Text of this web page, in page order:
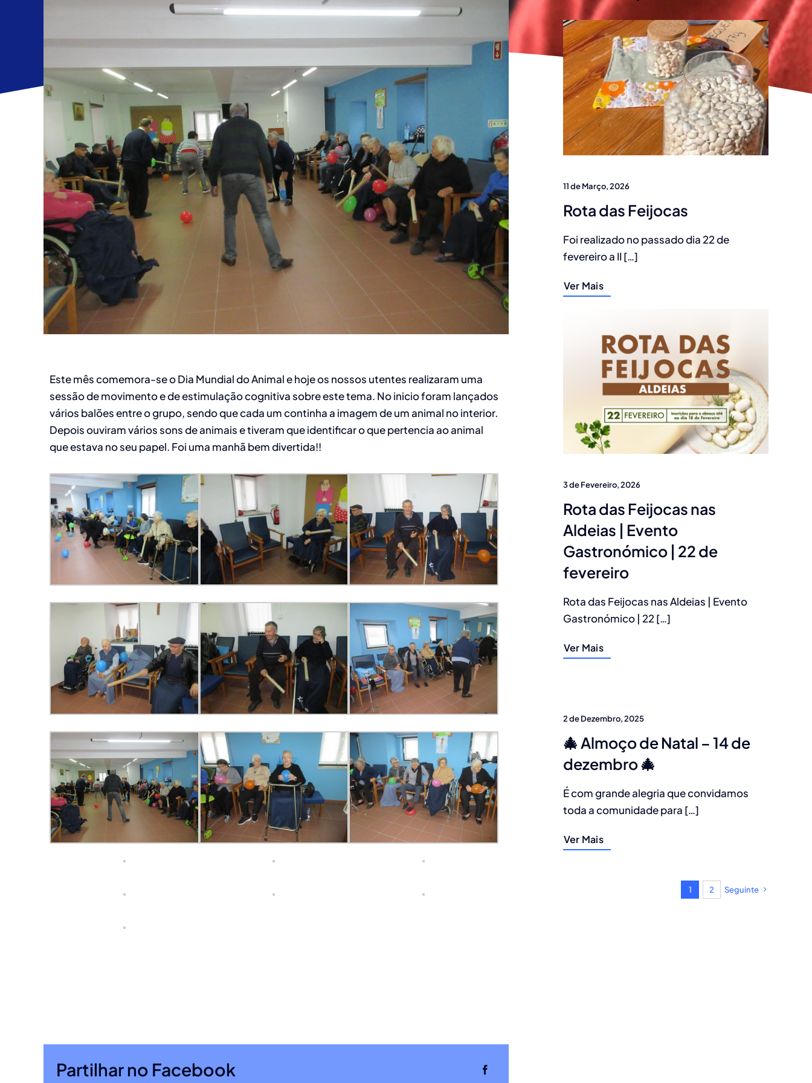
Este mês comemora-se o Dia Mundial do Animal e hoje os nossos utentes realizaram uma
sessão de movimento e de estimulação cognitiva sobre este tema. No inicio foram lançados
vários balões entre o grupo, sendo que cada um continha a imagem de um animal no interior.
Depois ouviram vários sons de animais e tiveram que identificar o que pertencia ao animal
que estava no seu papel. Foi uma manhã bem divertida!!
Partilhar no Facebook
11 de Março, 2026
Rota das Feijocas
Foi realizado no passado dia 22 de
fevereiro a II […]
Ver Mais
3 de Fevereiro, 2026
Rota das Feijocas nas
Aldeias | Evento
Gastronómico | 22 de
fevereiro
Rota das Feijocas nas Aldeias | Evento
Gastronómico | 22 […]
Ver Mais
2 de Dezembro, 2025
🎄 Almoço de Natal – 14 de
dezembro 🎄
É com grande alegria que convidamos
toda a comunidade para […]
Ver Mais
1 2 Seguinte